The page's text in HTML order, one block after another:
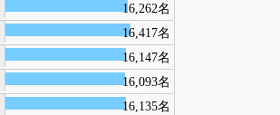
16,262名
16,417名
16,147名
16,093名
16,135名